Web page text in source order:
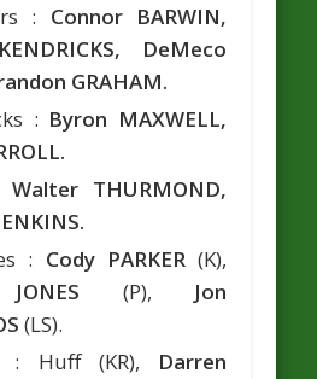
: Connor BARWIN,
DeMeco
GRAHAM.
: Byron MAXWELL,
Walter THURMOND,
: Cody PARKER(K),
(P), Jon
(LS).
: Huff (KR), Darren